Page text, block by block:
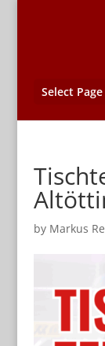
Select Page
by Markus